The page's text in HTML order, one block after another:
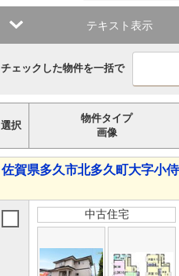
テキスト表示
チェックした物件を一括で
選択
物件タイプ
画像
佐賀県多久市北多久町大字小
中古住宅